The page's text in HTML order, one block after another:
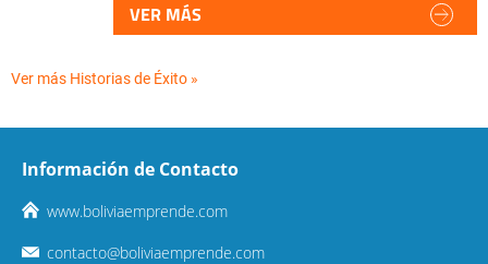
VER MÁS
Ver más Historias de Éxito »
Información de Contacto
www.boliviaemprende.com
contacto@boliviaemprende.com